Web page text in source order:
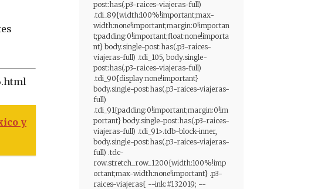
y
post:has(.p3-raices-viajeras-full)
.tdi_89{width:100%!important;max-
width:none!important;margin:0!importan
t;padding:0!important;float:none!importa
nt} body.single-post:has(.p3-raices-
viajeras-full) .tdi_105, body.single-
post:has(.p3-raices-viajeras-full)
.tdi_90{display:none!important}
body.single-post:has(.p3-raices-viajeras-
full)
.tdi_91{padding:0!important;margin:0!im
portant} body.single-post:has(.p3-raices-
viajeras-full) .tdi_91>.tdb-block-inner,
body.single-post:has(.p3-raices-viajeras-
full) .tdc-
row.stretch_row_1200{width:100%!imp
ortant;max-width:none!important} .p3-
raices-viajeras{ --ink:#132019; --